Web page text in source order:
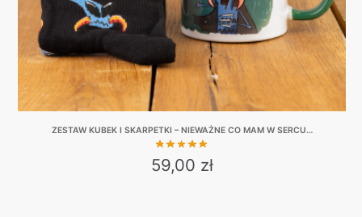
ZESTAW KUBEK I SKARPETKI – NIEWAŻNE CO MAM W SERCU…
59,00 zł